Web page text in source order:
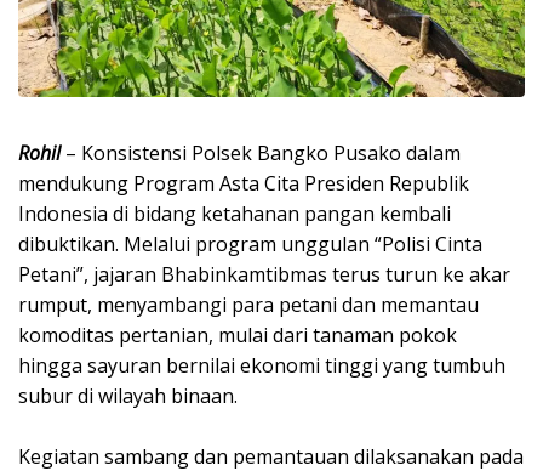
Rohil– Konsistensi Polsek Bangko Pusako dalam
mendukung Program Asta Cita Presiden Republik
Indonesia di bidang ketahanan pangan kembali
dibuktikan. Melalui program unggulan “Polisi Cinta
Petani”, jajaran Bhabinkamtibmas terus turun ke akar
rumput, menyambangi para petani dan memantau
komoditas pertanian, mulai dari tanaman pokok
hingga sayuran bernilai ekonomi tinggi yang tumbuh
subur di wilayah binaan.
Kegiatan sambang dan pemantauan dilaksanakan pada